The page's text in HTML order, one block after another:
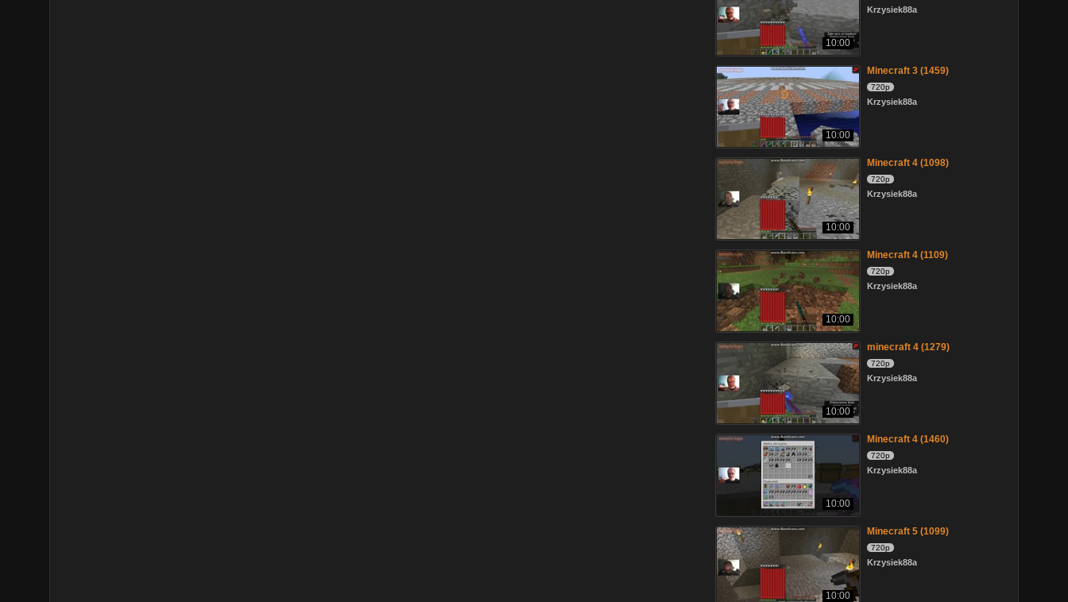
10:00
Krzysiek88a
10:00
Minecraft 3 (1459)
720p
Krzysiek88a
10:00
Minecraft 4 (1098)
720p
Krzysiek88a
10:00
Minecraft 4 (1109)
720p
Krzysiek88a
10:00
minecraft 4 (1279)
720p
Krzysiek88a
10:00
Minecraft 4 (1460)
720p
Krzysiek88a
10:00
Minecraft 5 (1099)
720p
Krzysiek88a